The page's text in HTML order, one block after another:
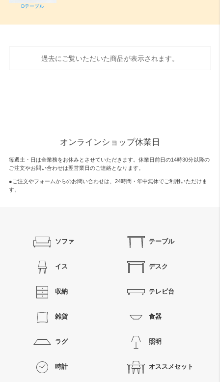
Dテーブル
過去にご覧いただいた商品が表示されます。
オンラインショップ休業日
毎週土・日は全業務をお休みとさせていただきます。休業日前日の14時30分以降の
ご注文やお問い合わせは翌営業日のご連絡となります。
●ご注文やフォームからのお問い合わせは、 24時間・年中無休でご利用いただけま
す。
ソファ テーブル
イス デスク
収納 テレビ台
雑貨 食器
ラグ 照明
時計 オススメセット